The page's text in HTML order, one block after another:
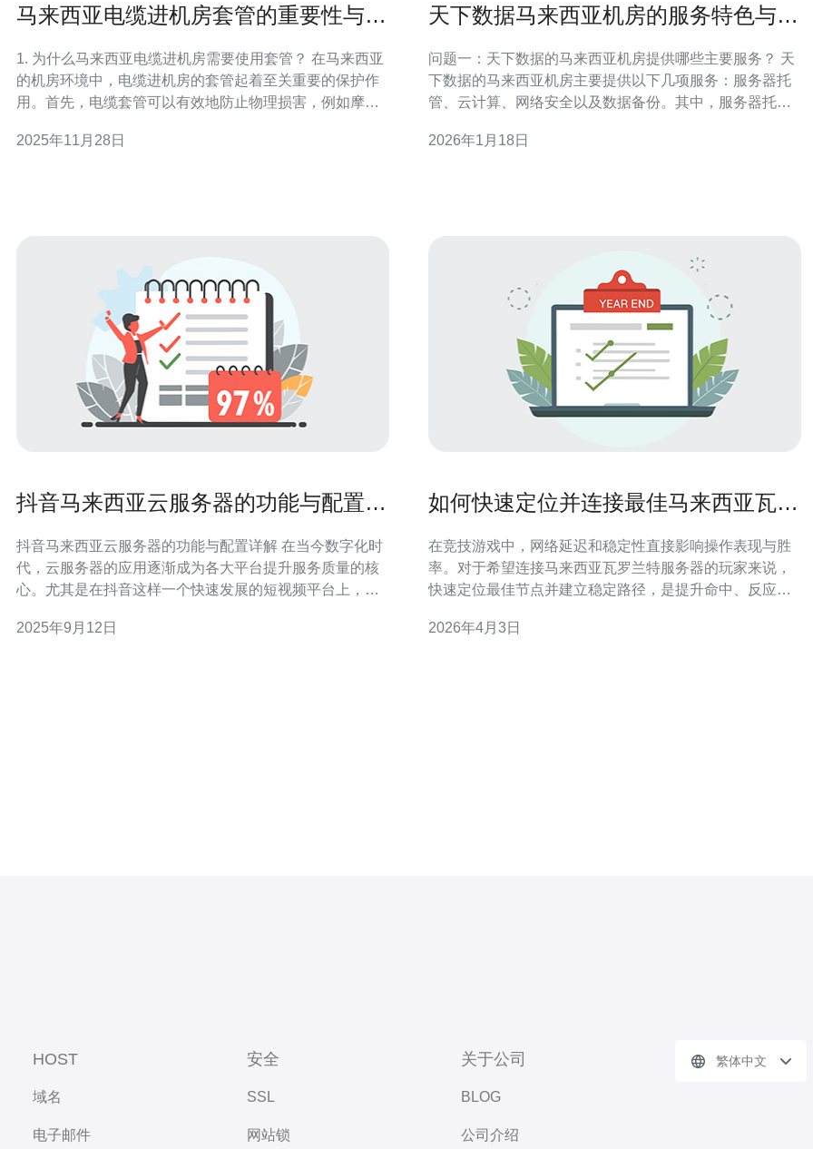
马来西亚电缆进机房套管的重要性与安
1. 为什么马来西亚电缆进机房需要使用套管？ 在马来西亚
的机房环境中，电缆进机房的套管起着至关重要的保护作
用。首先，电缆套管可以有效地防止物理损害，例如摩
防止水分、灰尘和其他外部污染物进入机房，从而确保电
2025年11月28日
天下数据马来西亚机房的服务特色与客
问题一：天下数据的马来西亚机房提供哪些主要服务？ 天
下数据的马来西亚机房主要提供以下几项服务：服务器托
管、云计算、网络安全以及数据备份。其中，服务器托管
网络连接和电力保障。云计算服务则帮助客户灵活扩展资
2026年1月18日
抖音马来西亚云服务器的功能与配置详
抖音马来西亚云服务器的功能与配置详解 在当今数字化时
代，云服务器的应用逐渐成为各大平台提升服务质量的核
心。尤其是在抖音这样一个快速发展的短视频平台上，选
马来西亚的云服务器的功能与配置，助力您在这个竞争激
2025年9月12日
如何快速定位并连接最佳马来西亚瓦罗
在竞技游戏中，网络延迟和稳定性直接影响操作表现与胜
率。对于希望连接马来西亚瓦罗兰特服务器的玩家来说，
快速定位最佳节点并建立稳定路径，是提升命中、反应和
等角度，系统地说明如何做到这一点。 第一步是快速定位
2026年4月3日
HOST
域名
电子邮件
安全
SSL
网站锁
关于公司
BLOG
公司介绍
繁体中文